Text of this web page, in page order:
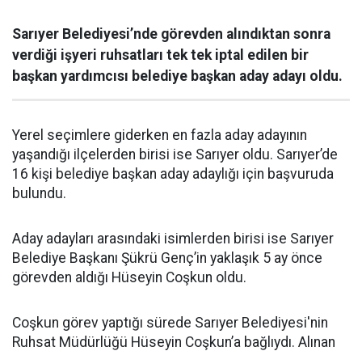
Sarıyer Belediyesi’nde görevden alındıktan sonra
verdiği işyeri ruhsatları tek tek iptal edilen bir
başkan yardımcısı belediye başkan aday adayı oldu.
Yerel seçimlere giderken en fazla aday adayının
yaşandığı ilçelerden birisi ise Sarıyer oldu. Sarıyer’de
16 kişi belediye başkan aday adaylığı için başvuruda
bulundu.
Aday adayları arasındaki isimlerden birisi ise Sarıyer
Belediye Başkanı Şükrü Genç’in yaklaşık 5 ay önce
görevden aldığı Hüseyin Coşkun oldu.
Coşkun görev yaptığı sürede Sarıyer Belediyesi'nin
Ruhsat Müdürlüğü Hüseyin Coşkun’a bağlıydı. Alınan